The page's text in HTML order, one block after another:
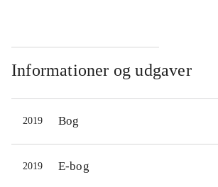
Informationer og udgaver
2019 Bog
2019 E-bog